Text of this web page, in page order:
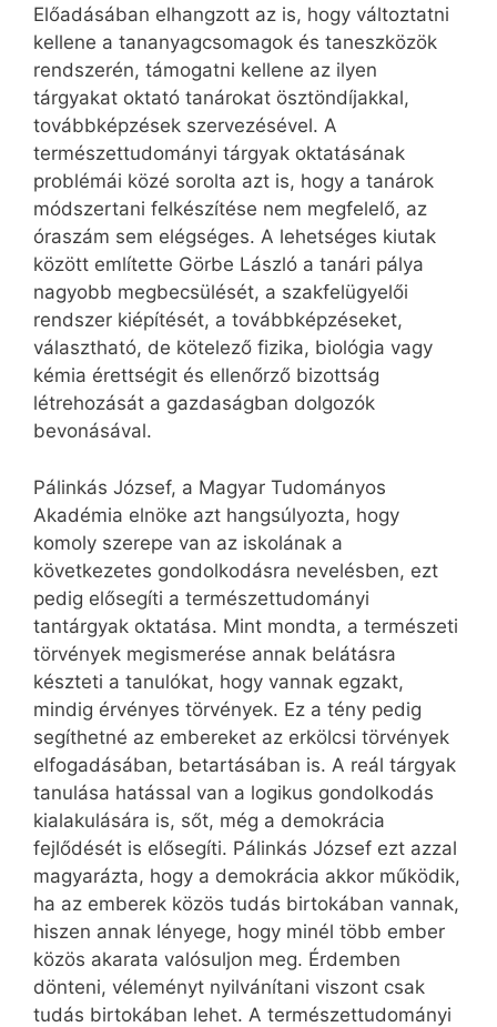
Előadásában elhangzott az is, hogy változtatni
kellene a tananyagcsomagok és taneszközök
rendszerén, támogatni kellene az ilyen
tárgyakat oktató tanárokat ösztöndíjakkal,
továbbképzések szervezésével. A
természettudományi tárgyak oktatásának
problémái közé sorolta azt is, hogy a tanárok
módszertani felkészítése nem megfelelő, az
óraszám sem elégséges. A lehetséges kiutak
között említette Görbe László a tanári pálya
nagyobb megbecsülését, a szakfelügyelői
rendszer kiépítését, a továbbképzéseket,
választható, de kötelező fizika, biológia vagy
kémia érettségit és ellenőrző bizottság
létrehozását a gazdaságban dolgozók
bevonásával.
Pálinkás József, a Magyar Tudományos
Akadémia elnöke azt hangsúlyozta, hogy
komoly szerepe van az iskolának a
következetes gondolkodásra nevelésben, ezt
pedig elősegíti a természettudományi
tantárgyak oktatása. Mint mondta, a természeti
törvények megismerése annak belátásra
készteti a tanulókat, hogy vannak egzakt,
mindig érvényes törvények. Ez a tény pedig
segíthetné az embereket az erkölcsi törvények
elfogadásában, betartásában is. A reál tárgyak
tanulása hatással van a logikus gondolkodás
kialakulására is, sőt, még a demokrácia
fejlődését is elősegíti. Pálinkás József ezt azzal
magyarázta, hogy a demokrácia akkor működik,
ha az emberek közös tudás birtokában vannak,
hiszen annak lényege, hogy minél több ember
közös akarata valósuljon meg. Érdemben
dönteni, véleményt nyilvánítani viszont csak
tudás birtokában lehet. A természettudományi